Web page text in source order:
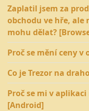
Zaplatil jsem za
obchodu ve hře, ale
mohu dělat?
Proč se mění ceny v
Co je Trezor na
Proč se mi v
[Android]